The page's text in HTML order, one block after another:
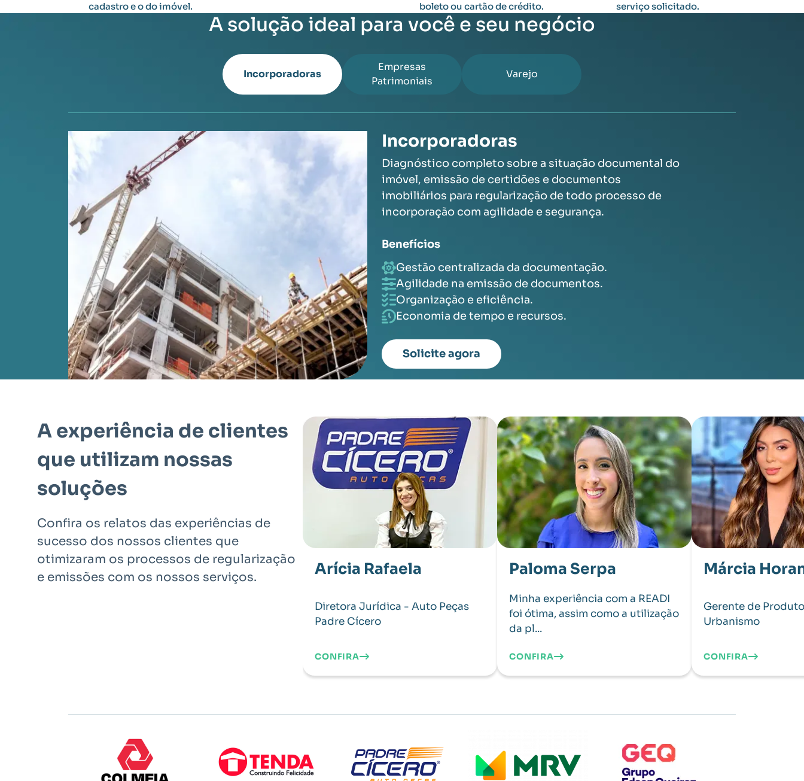
cadastro e o do imóvel.
boleto ou cartão de crédito.
serviço solicitado.
A solução ideal para você e seu negócio
Incorporadoras
Empresas
Patrimoniais
Varejo
Incorporadoras
Diagnóstico completo sobre a situação documental do
imóvel, emissão de certidões e documentos
imobiliários para regularização de todo processo de
incorporação com agilidade e segurança.
Benefícios
Gestão centralizada da documentação.
Agilidade na emissão de documentos.
Organização e eficiência.
Economia de tempo e recursos.
Solicite agora
A experiência de clientes
que utilizam nossas
soluções
Confira os relatos das experiências de
sucesso dos nossos clientes que
otimizaram os processos de regularização
e emissões com os nossos serviços.
Arícia Rafaela
Diretora Jurídica - Auto Peças
Padre Cícero
CONFIRA
Paloma Serpa
Minha experiência com a READI
foi ótima, assim como a utilização
da pl...
CONFIRA
Márcia
Gerente de
Urbanismo
CONFIRA